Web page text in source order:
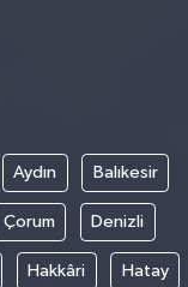
Aydın Balıkesir
Çorum Denizli
Hakkâri Hatay